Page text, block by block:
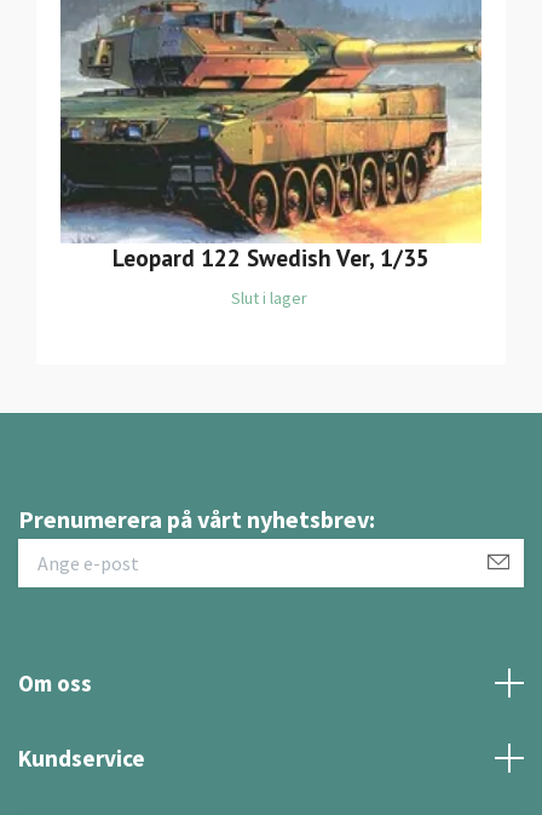
Leopard 122 Swedish Ver, 1/35
Slut i lager
Prenumerera på vårt nyhetsbrev:
Om oss
Kundservice